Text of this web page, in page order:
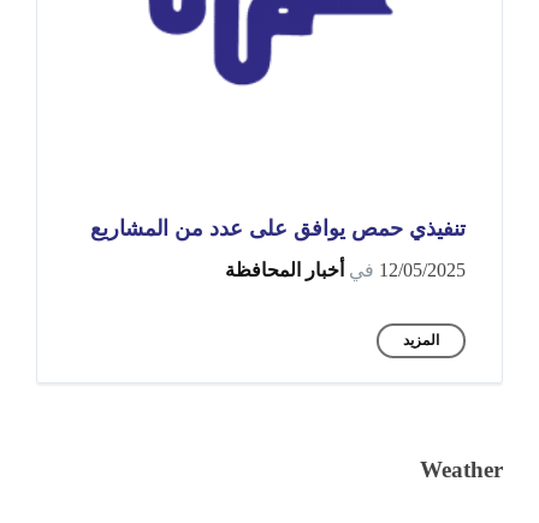
تنفيذي حمص يوافق على عدد من المشاريع
12/05/2025 في أخبار المحافظة
المزيد
Weather